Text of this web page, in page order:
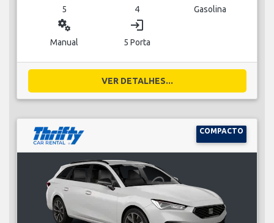
5 4 Gasolina
miscellaneous_services
Manual
login
5 Porta
VER DETALHES...
COMPACTO